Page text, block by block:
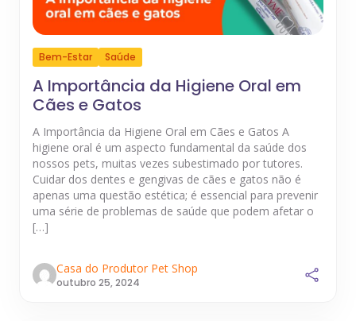
Bem-Estar Saúde
A Importância da Higiene Oral em
Cães e Gatos
A Importância da Higiene Oral em Cães e Gatos A
higiene oral é um aspecto fundamental da saúde dos
nossos pets, muitas vezes subestimado por tutores.
Cuidar dos dentes e gengivas de cães e gatos não é
apenas uma questão estética; é essencial para prevenir
uma série de problemas de saúde que podem afetar o
[…]
Casa do Produtor Pet Shop
outubro 25, 2024